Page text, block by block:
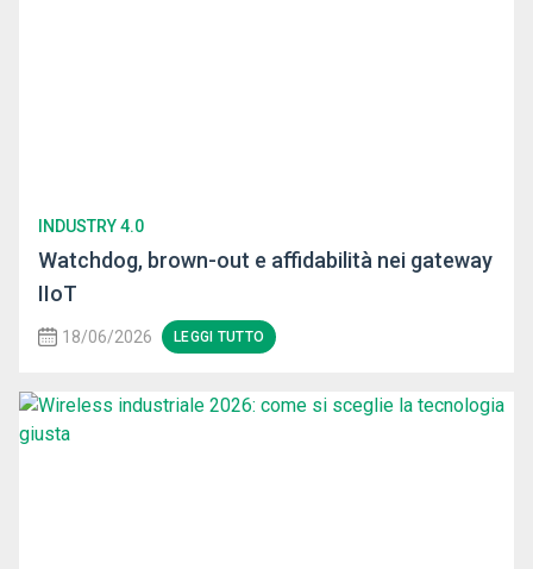
INDUSTRY 4.0
Watchdog, brown-out e affidabilità nei gateway
IIoT
18/06/2026 LEGGI TUTTO